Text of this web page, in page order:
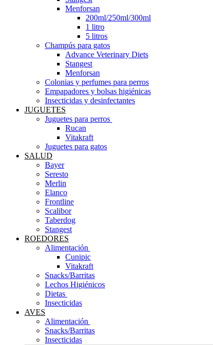
Menforsan
200ml/250ml/300ml
1 litro
5 litros
Champús para gatos
Advance Veterinary Diets
Stangest
Menforsan
Colonias y perfumes para perros
Empapadores y bolsas higiénicas
Insecticidas y desinfectantes
JUGUETES
Juguetes para perros ​
Rucan
Vitakraft
Juguetes para gatos
SALUD
Bayer
Seresto
Merlin
Elanco
Frontline
Scalibor
Taberdog
Stangest
ROEDORES
Alimentación ​
Cunipic
Vitakraft
Snacks/Barritas
Lechos Higiénicos
Dietas ​
Insecticidas
AVES
Alimentación
Snacks/Barritas
Insecticidas